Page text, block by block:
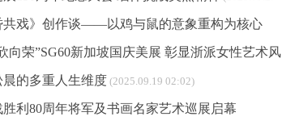
共戏》创作谈——以鸡与鼠的意象重构为核心
向荣”SG60新加坡国庆美展 彰显浙派女性艺术风
的多重人生维度 (2025.09.19 02:02)
利80周年将军及书画名家艺术巡展启幕